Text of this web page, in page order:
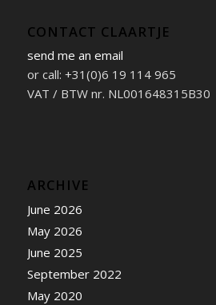
CONTACT CLAARTJE
send me an email
or call: +31(0)6 19 114 965
VAT / BTW nr. NL001648315B30
ARCHIVE
June 2026
May 2026
June 2025
September 2022
May 2020